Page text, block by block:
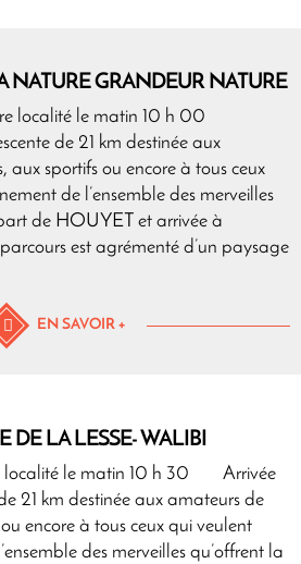
NATURE GRANDEUR NATURE
localité le matin 10 h 00
de 21 km destinée aux
aux sportifs ou encore à tous ceux
de l’ensemble des merveilles
de HOUYET et arrivée à
est agrémenté d’un paysage
EN SAVOIR +
DE LA LESSE- WALIBI
localité le matin 10 h 30 Arrivée
21 km destinée aux amateurs de
encore à tous ceux qui veulent
des merveilles qu’offrent la